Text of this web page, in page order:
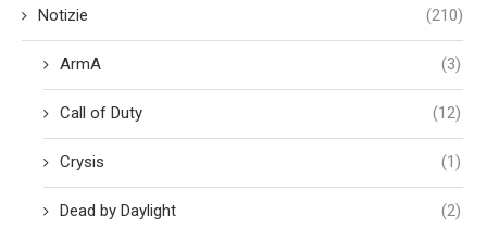
Notizie (210)
ArmA (3)
Call of Duty (12)
Crysis (1)
Dead by Daylight (2)